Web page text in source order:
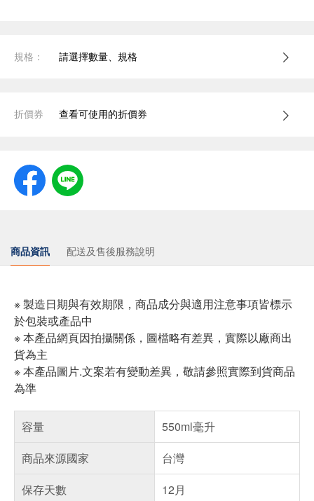
規格： 請選擇數量、規格
折價券 查看可使用的折價券
商品資訊 配送及售後服務說明
※ 製造日期與有效期限，商品成分與適用注意事項皆標示
於包裝或產品中
※ 本產品網頁因拍攝關係，圖檔略有差異，實際以廠商出
貨為主
※ 本產品圖片.文案若有變動差異，敬請參照實際到貨商品
為準
容量
550ml毫升
商品來源國家
台灣
保存天數
12月